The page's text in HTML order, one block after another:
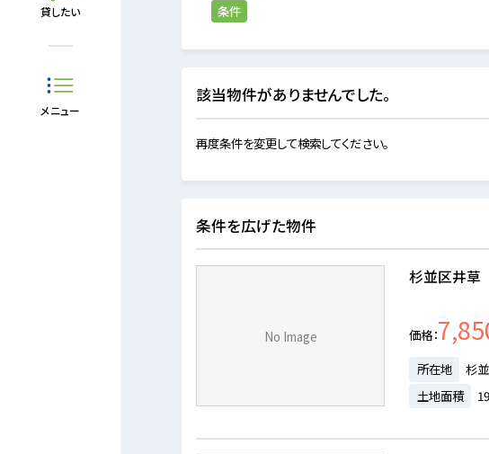
貸したい
メニュー
条件
該当物件がありませんでした。
再度条件を変更して検索してください。
条件を広げた物件
No Image
杉並区井草
価格
所在地
杉
土地面積